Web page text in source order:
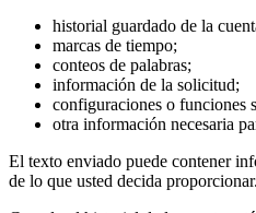
historial guardado de la
marcas de tiempo;
conteos de palabras;
información de la solicitud;
configuraciones o funciones
otra información necesaria
El texto enviado puede contener
de lo que usted decida proporcionar.